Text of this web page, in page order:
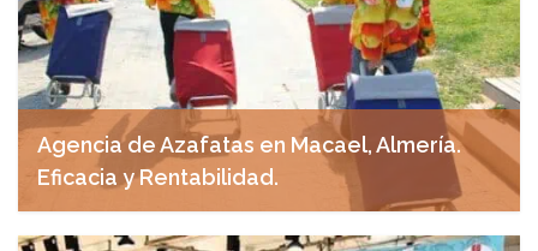
Agencia de Azafatas en Macael, Almería.
Eficacia y Rentabilidad.
noviembre 4, 2024